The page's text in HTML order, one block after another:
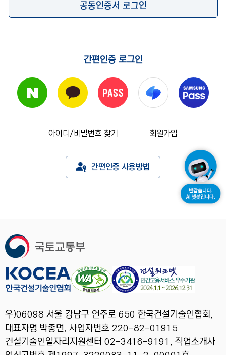
공동인증서 로그인
간편인증 로그인
아이디/비밀번호 찾기 회원가입
간편인증 사용방법
우)06098 서울 강남구 언주로 650 한국건설기술인협회,
대표자명 박종면, 사업자번호 220-82-01915
건설기술인일자리지원센터 02-3416-9191, 직업소개사